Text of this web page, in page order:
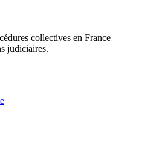
collectives en France —
judiciaires.